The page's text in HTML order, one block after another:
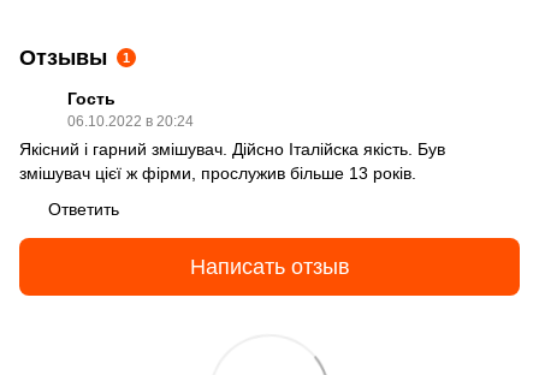
Отзывы 1
Гость
06.10.2022 в 20:24
Якісний і гарний змішувач. Дійсно Італійска якість. Був
змішувач цієї ж фірми, прослужив більше 13 років.
Ответить
Написать отзыв